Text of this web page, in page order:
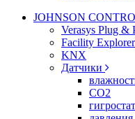
JOHNSON
Verasys Plug &
Facility Explorer
KNX
Датчики
CO2